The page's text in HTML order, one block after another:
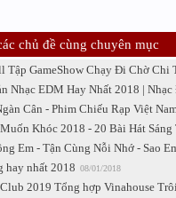
chủ đề cùng chuyên mục
Tập GameShow Chạy Đi Chờ Chi
Nhạc EDM Hay Nhất 2018 |
Cân - Phim Chiếu Rạp Việt
Khóc 2018 - 20 Bài Hát
Em - Tận Cùng Nỗi Nhớ - Sao
hay nhất 2018 08/01/2018
2019 Tổng hợp Vinahouse